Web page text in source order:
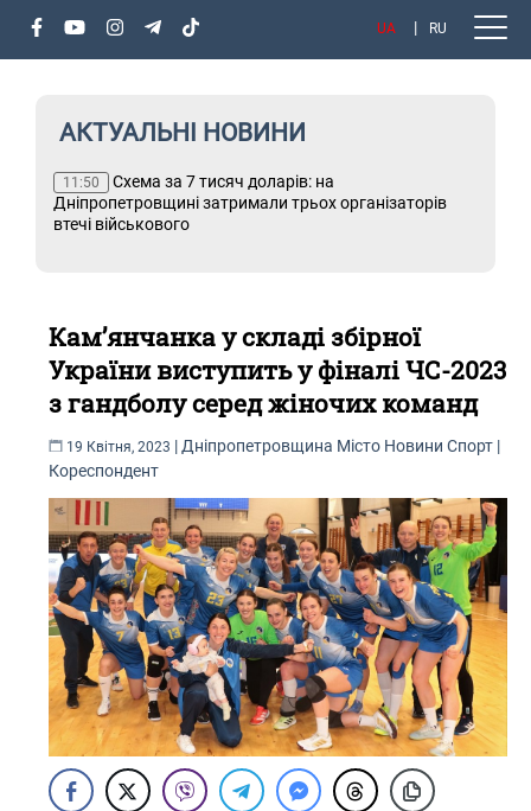
UA RU
АКТУАЛЬНІ НОВИНИ
11:50
Схема за 7 тисяч доларів: на
Дніпропетровщині затримали трьох організаторів
втечі військового
Кам’янчанка у складі збірної
України виступить у фіналі ЧС-2023
з гандболу серед жіночих команд
19 Квітня, 2023 | Дніпропетровщина Місто Новини Спорт |
Кореспондент